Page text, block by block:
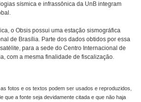
sísmica e infrassônica da UnB integram
o Obsis possui uma estação sismográfica
de Brasília. Parte dos dados obtidos por essa
para a sede do Centro Internacional de
com a mesma finalidade de fiscalização.
fotos e os textos podem ser usados e reproduzidos,
que a fonte seja devidamente citada e que não haja